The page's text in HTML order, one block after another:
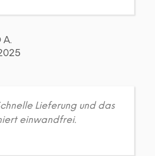
A.
Lieferung und das
einwandfrei.